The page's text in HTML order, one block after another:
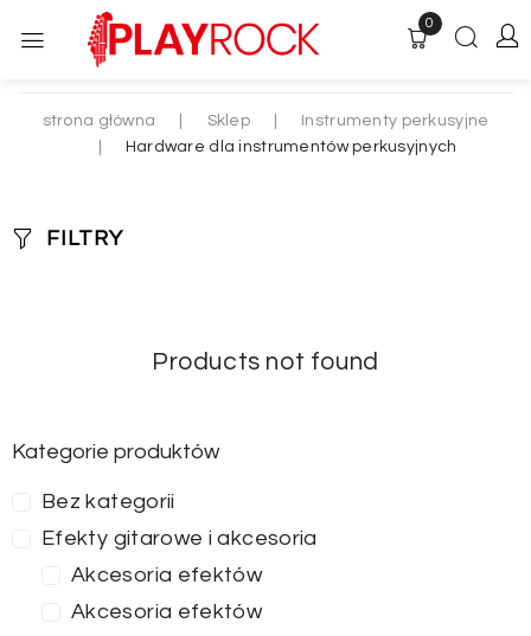
0
strona główna Sklep
Instrumenty perkusyjne
Hardware dla instrumentów perkusyjnych
FILTRY
Kategorie produktów
Bez kategorii
Efekty gitarowe i akcesoria
Akcesoria efektów
Akcesoria efektów
Products not found